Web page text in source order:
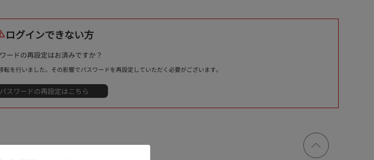
ログインできない方
ードの再設定はお済みですか？
を行いました。その影響でパスワードを再設定していただく必要がございます。
ページ
トップ